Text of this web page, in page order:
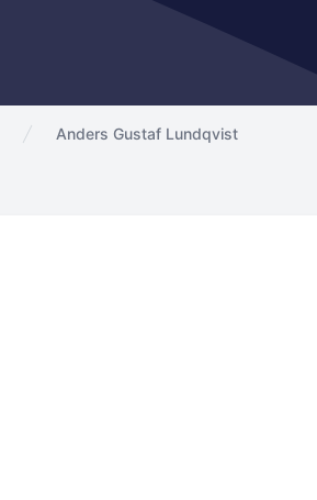
Anders Gustaf Lundqvist